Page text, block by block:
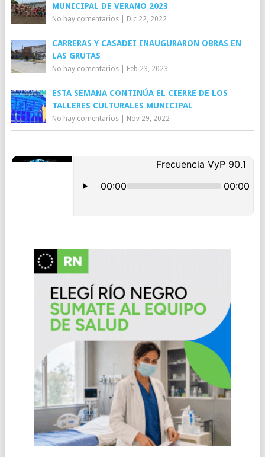
MUNICIPAL DE VERANO 2023
No hay comentarios| Dic 22, 2022
CARRERAS Y CASADEI INAUGURARON OBRAS EN
LAS GRUTAS
No hay comentarios| Feb 23, 2023
ESTA SEMANA CONTINÚA EL CIERRE DE LOS
TALLERES CULTURALES MUNICIPAL
No hay comentarios| Nov 29, 2022